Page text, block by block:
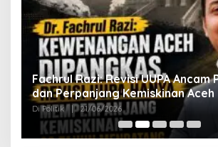
Fachrul Razi: Revisi UUPA Ancam
dan Perpanjang Kemiskinan Aceh
Di Politik | 21/06/2026